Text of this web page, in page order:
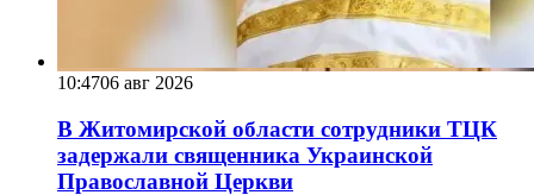
10:4706 авг 2026
В Житомирской области сотрудники ТЦК
задержали священника Украинской
Православной Церкви